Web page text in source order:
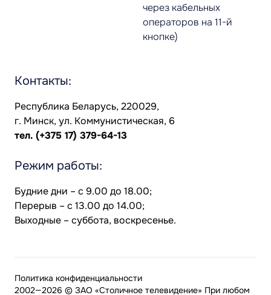
через кабельных
операторов на 11-й
кнопке)
Контакты:
Республика Беларусь, 220029,
г. Минск, ул. Коммунистическая, 6
тел. (+375 17) 379-64-13
Режим работы:
Будние дни – с 9.00 до 18.00;
Перерыв – с 13.00 до 14.00;
Выходные – суббота, воскресенье.
2002—2026 © ЗАО «Столичное телевидение» При любом
Политика конфиденциальности